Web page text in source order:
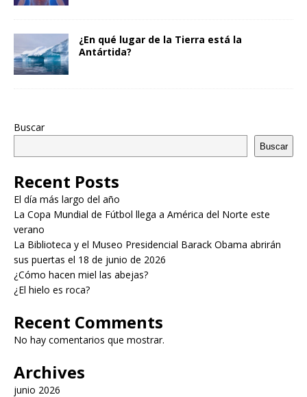
¿En qué lugar de la Tierra está la
Antártida?
Buscar
Buscar
Recent Posts
El día más largo del año
La Copa Mundial de Fútbol llega a América del Norte este
verano
La Biblioteca y el Museo Presidencial Barack Obama abrirán
sus puertas el 18 de junio de 2026
¿Cómo hacen miel las abejas?
¿El hielo es roca?
Recent Comments
No hay comentarios que mostrar.
Archives
junio 2026